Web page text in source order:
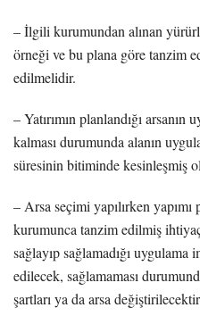
– İlgili kurumundan alınan
örneği ve bu plana göre tanzim
edilmelidir.
– Yatırımın planlandığı arsanın
kalması durumunda alanın
süresinin bitiminde kesinleşmiş
– Arsa seçimi yapılırken
kurumunca tanzim edilmiş
sağlayıp sağlamadığı uygulama
edilecek, sağlamaması
şartları ya da arsa